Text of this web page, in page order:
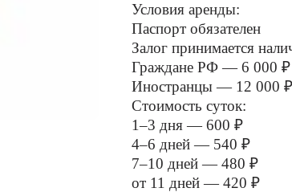
Условия аренды:
Паспорт обязателен
Залог принимается
Граждане РФ — 6 000 ₽
Иностранцы — 12 000 ₽
Стоимость суток:
1–3 дня — 600 ₽
4–6 дней — 540 ₽
7–10 дней — 480 ₽
от 11 дней — 420 ₽